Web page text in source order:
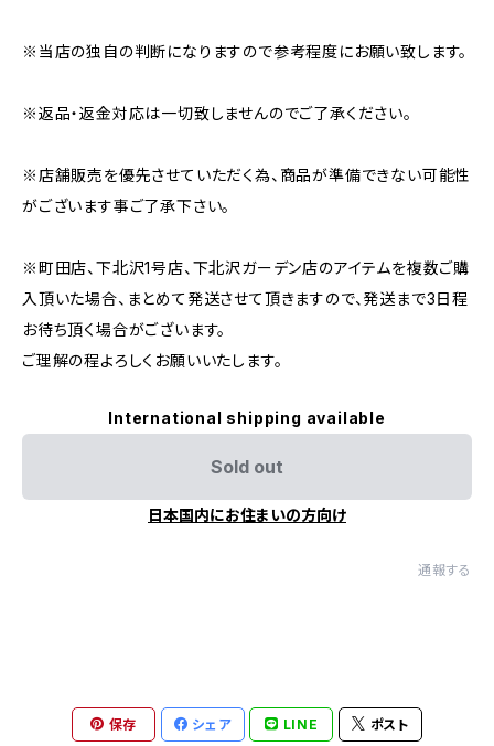
※当店の独自の判断になりますので参考程度にお願い致します。
※返品・返金対応は一切致しませんのでご了承ください。
※店舗販売を優先させていただく為、商品が準備できない可能性
がございます事ご了承下さい。
※町田店、下北沢1号店、下北沢ガーデン店のアイテムを複数ご購
入頂いた場合、まとめて発送させて頂きますので、発送まで3日程
お待ち頂く場合がございます。
ご理解の程よろしくお願いいたします。
International shipping available
Sold out
日本国内にお住まいの方向け
通報する
保存 シェア LINE ポスト